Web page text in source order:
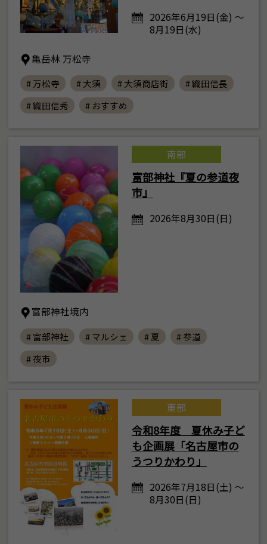
2026年6月19日(金) ～
8月19日(水)
亀岳林 万松寺
# 万松寺 # 大須 # 大須商店街
# 織田信長
# 織田信秀
# おすすめ
南部
富部神社『夏の参道夜
市』
2026年8月30日(日)
富部神社境内
# 富部神社 # マルシェ # 夏
# 参道
# 夜市
東部
令和8年度 夏休み子ど
も企画展「名古屋市の
うつりかわり」
2026年7月18日(土) ～
8月30日(日)